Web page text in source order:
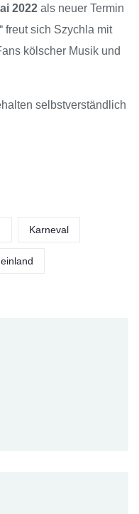
2022 als neuer Termin
freut sich Szychla mit
kölscher Musik und
selbstverständlich
Karneval